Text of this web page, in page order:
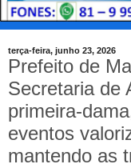
terça-feira, junho 23, 2026
Prefeito de
Secretaria de
primeira-
eventos
mantendo as